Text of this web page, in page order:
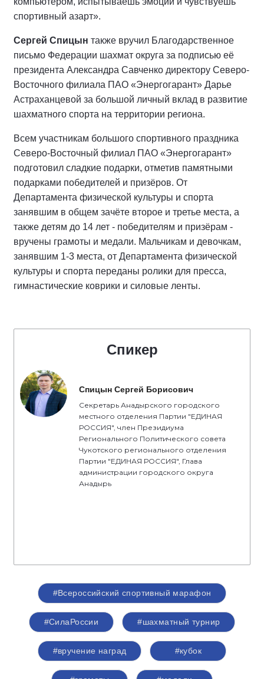
спортивный азарт».
Сергей Спицын также вручил Благодарственное
письмо Федерации шахмат округа за подписью её
президента Александра Савченко директору Северо-
Восточного филиала ПАО «Энергогарант» Дарье
Астраханцевой за большой личный вклад в развитие
шахматного спорта на территории региона.
Всем участникам большого спортивного праздника
Северо-Восточный филиал ПАО «Энергогарант»
подготовил сладкие подарки, отметив памятными
подарками победителей и призёров. От
Департамента физической культуры и спорта
занявшим в общем зачёте второе и третье места, а
также детям до 14 лет - победителям и призёрам -
вручены грамоты и медали. Мальчикам и девочкам,
занявшим 1-3 места, от Департамента физической
культуры и спорта переданы ролики для пресса,
гимнастические коврики и силовые ленты.
Спикер
Спицын Сергей Борисович
Секретарь Анадырского городского
местного отделения Партии "ЕДИНАЯ
РОССИЯ", член Президиума
Регионального Политического совета
Чукотского регионального отделения
Партии "ЕДИНАЯ РОССИЯ", Глава
администрации городского округа
Анадырь
#Всероссийский спортивный марафон
#СилаРоссии #шахматный турнир
#вручение наград #кубок